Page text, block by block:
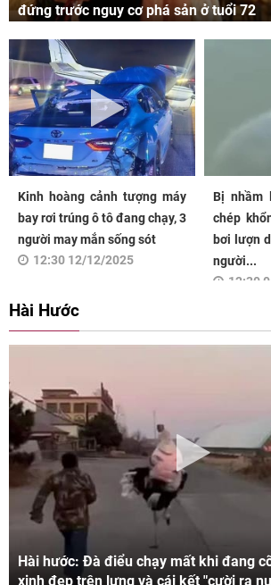
đứng trước nguy cơ phá sản ở tuổi 72
Kinh hoàng cảnh tượng máy
bay rơi trúng ô tô đang chạy, 3
người may mắn sống sót
12:30 12/12/2025
Bị nhầm
chép
bơi lượn
người...
12:30
Hài Hước
Hài hước: Đà điểu chạy mất khi đang
xinh đẹp trên lưng và cái kết "cười ra